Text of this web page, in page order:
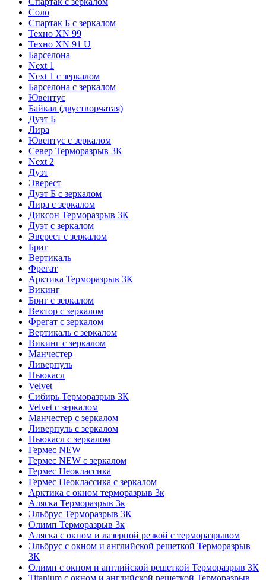
Соло
Спартак Б с зеркалом
Техно XN 99
Техно XN 91 U
Барселона
Next 1
Next 1 с зеркалом
Барселона с зеркалом
Ювентус
Байкал (двустворчатая)
Дуэт Б
Лира
Ювентус с зеркалом
Север Терморазрыв 3К
Next 2
Дуэт
Эверест
Дуэт Б с зеркалом
Лира с зеркалом
Диксон Терморазрыв 3К
Дуэт с зеркалом
Эверест с зеркалом
Бриг
Вертикаль
Фрегат
Арктика Терморазрыв 3К
Викинг
Бриг с зеркалом
Вектор с зеркалом
Фрегат с зеркалом
Вертикаль с зеркалом
Викинг с зеркалом
Манчестер
Ливерпуль
Ньюкасл
Velvet
Сибирь Терморазрыв 3К
Velvet с зеркалом
Манчестер с зеркалом
Ливерпуль с зеркалом
Ньюкасл с зеркалом
Гермес NEW
Гермес NEW с зеркалом
Гермес Неоклассика
Гермес Неоклассика с зеркалом
Арктика с окном терморазрыв 3к
Аляска Терморазрыв 3к
Эльбрус Терморазрыв 3К
Олимп Терморазрыв 3к
Аляска с окном и лазерной резкой с терморазрывом
Эльбрус с окном и английской решеткой Терморазрыв
3К
Олимп с окном и английской решеткой Терморазрыв 3К
Titanium с окном и английской решеткой Терморазрыв